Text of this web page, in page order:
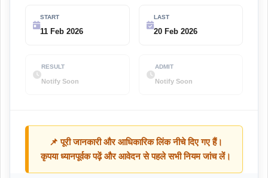
START
11 Feb 2026
LAST
20 Feb 2026
RESULT
Notify Soon
ADMIT
Notify Soon
📌 पूरी जानकारी और आधिकारिक लिंक नीचे दिए गए हैं।
कृपया ध्यानपूर्वक पढ़ें और आवेदन से पहले सभी नियम जांच लें।